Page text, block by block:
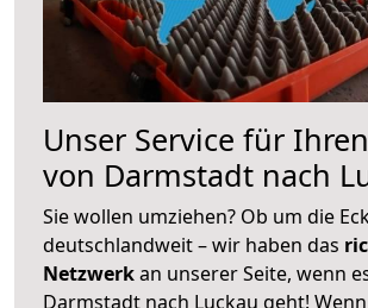
Unser Service für
von Darmstadt nach
Sie wollen umziehen? Ob um die
deutschlandweit – wir haben das
Netzwerkan unserer Seite, wenn
Darmstadt nach Luckau geht!